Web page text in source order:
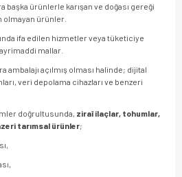
ürünlerle karışan ve doğası gereği
olmayan ürünler.
ifa edilen hizmetler veya tüketiciye
mallar.
ambalajı açılmış olması halinde; dijital
veri depolama cihazları ve benzeri
doğrultusunda, ziraî ilaçlar, tohumlar,
tarımsal ürünler;